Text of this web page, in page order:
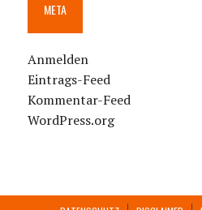
META
Anmelden
Eintrags-Feed
Kommentar-Feed
WordPress.org